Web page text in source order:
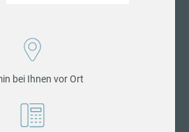
bei Ihnen vor Ort